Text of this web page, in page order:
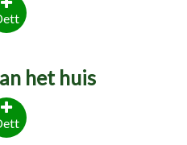
het huis